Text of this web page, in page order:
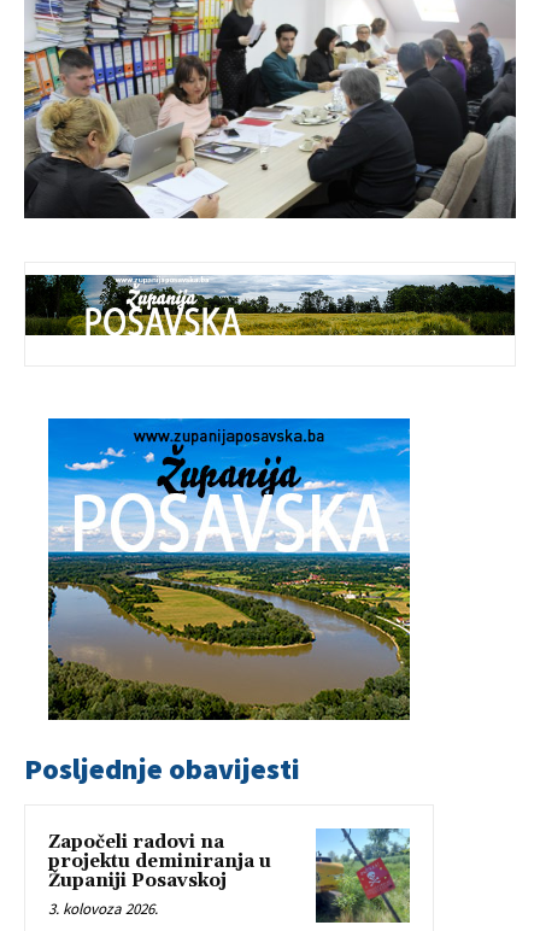
Posljednje obavijesti
Započeli radovi na
projektu deminiranja u
Županiji Posavskoj
3. kolovoza 2026.